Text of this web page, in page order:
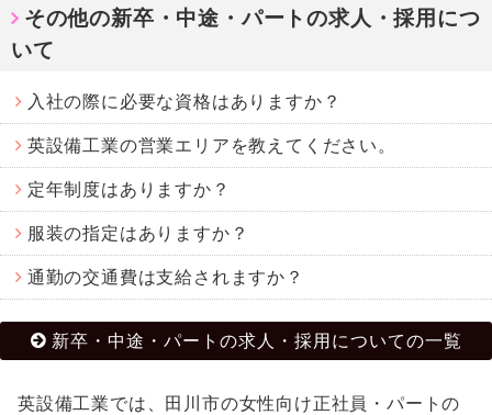
その他の新卒・中途・パートの求人・採用につ
いて
入社の際に必要な資格はありますか？
英設備工業の営業エリアを教えてください。
定年制度はありますか？
服装の指定はありますか？
通勤の交通費は支給されますか？
新卒・中途・パートの求人・採用についての一覧
英設備工業では、田川市の女性向け正社員・パートの